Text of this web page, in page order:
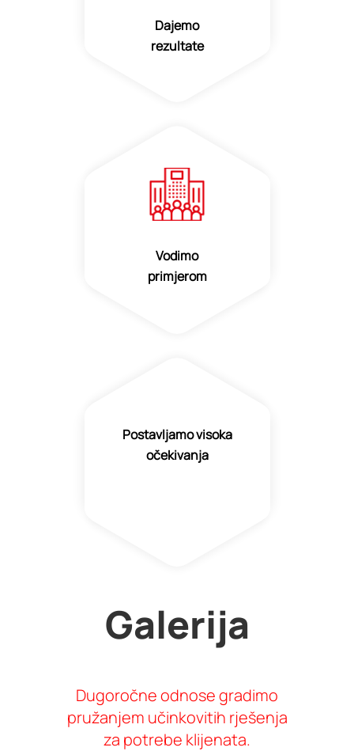
Dajemo
rezultate
Vodimo
primjerom
Postavljamo visoka
očekivanja
Galerija
Dugoročne odnose gradimo
pružanjem učinkovitih rješenja
za potrebe klijenata.